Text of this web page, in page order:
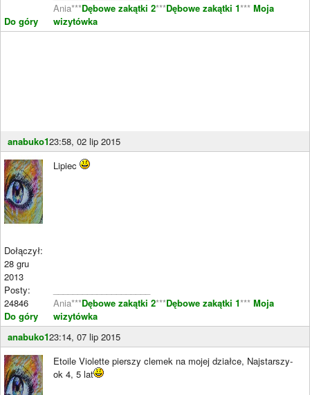
Do góry
Ania***Dębowe zakątki 2***Dębowe zakątki 1*** Moja
wizytówka
anabuko123:58, 02 lip 2015
Dołączył:
28 gru
2013
Posty:
24846
Do góry
Lipiec
Ania***Dębowe zakątki 2***Dębowe zakątki 1*** Moja
wizytówka
anabuko123:14, 07 lip 2015
Etoile Violette pierszy clemek na mojej działce, Najstarszy-
ok 4, 5 lat